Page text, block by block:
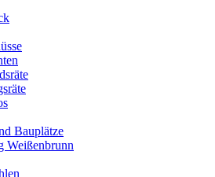
Bauplätze
Weißenbrunn